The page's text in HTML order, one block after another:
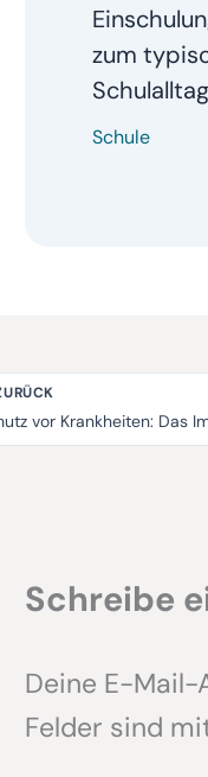
zum
Schulalltag
Schule
Schreibe
Deine E-
Felder sind